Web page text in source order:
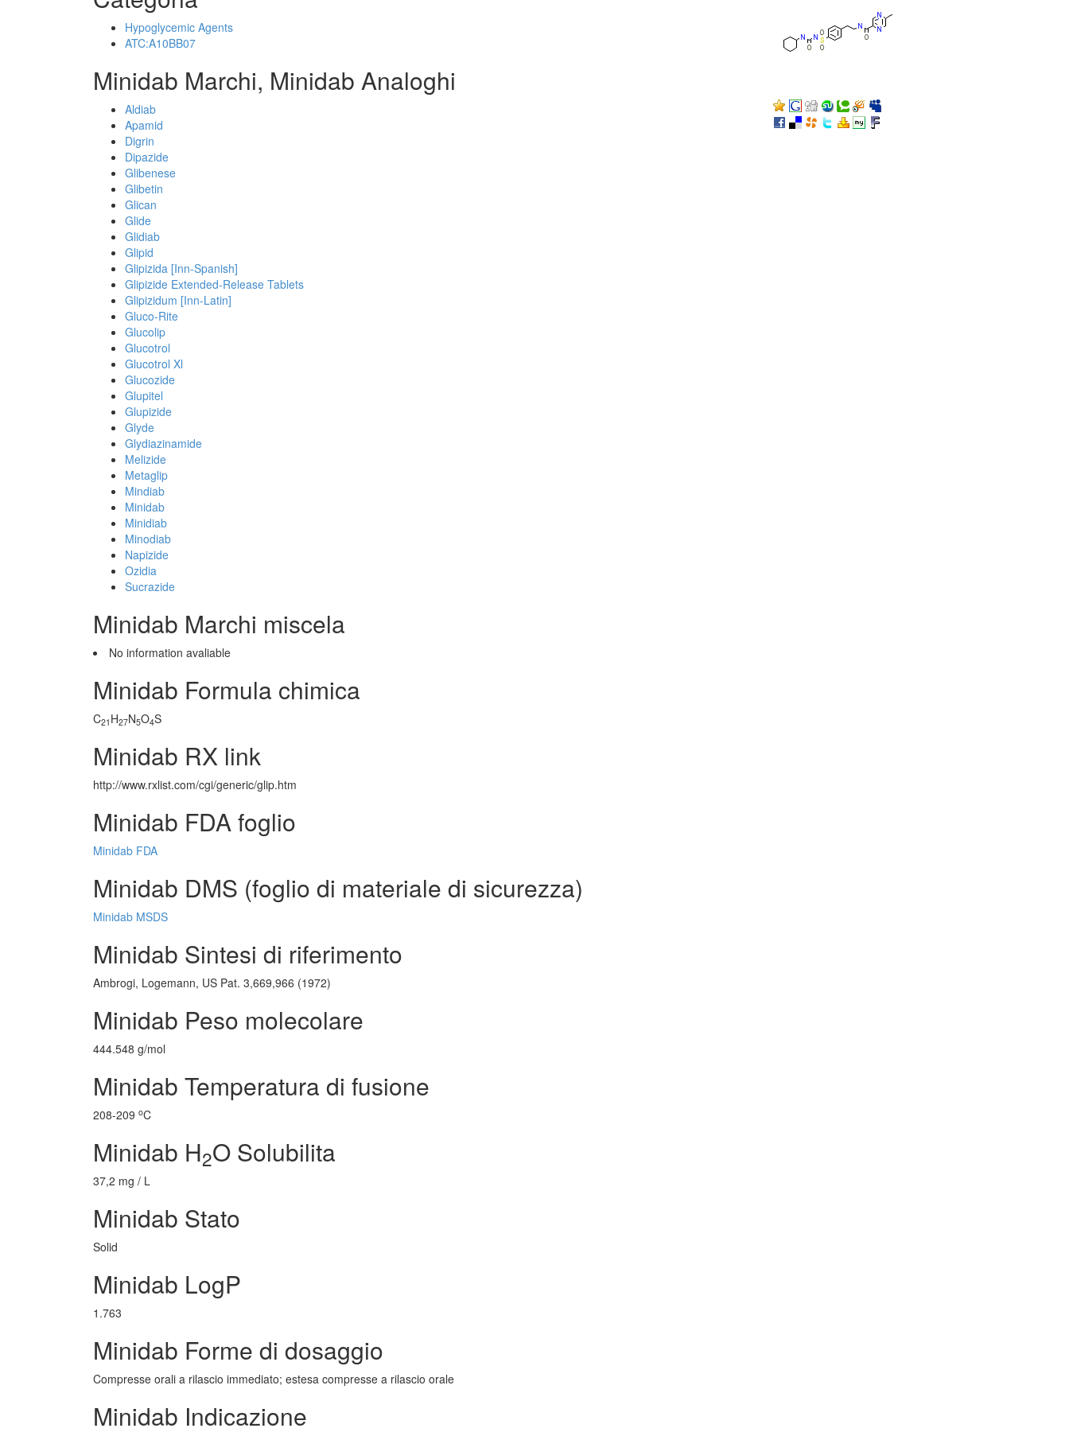
Hypoglycemic Agents
ATC:A10BB07
Minidab Marchi, Minidab Analoghi
Aldiab
Apamid
Digrin
Dipazide
Glibenese
Glibetin
Glican
Glide
Glidiab
Glipid
Glipizida [Inn-Spanish]
Glipizide Extended-Release Tablets
Glipizidum [Inn-Latin]
Gluco-Rite
Glucolip
Glucotrol
Glucotrol Xl
Glucozide
Glupitel
Glupizide
Glyde
Glydiazinamide
Melizide
Metaglip
Mindiab
Minidab
Minidiab
Minodiab
Napizide
Ozidia
Sucrazide
Minidab Marchi miscela
No information avaliable
Minidab Formula chimica
C21 H27N5O4S
Minidab RX link
http://www.rxlist.com/cgi/generic/glip.htm
Minidab FDA foglio
Minidab FDA
Minidab DMS (foglio di materiale di sicurezza)
Minidab MSDS
Minidab Sintesi di riferimento
Ambrogi, Logemann, US Pat. 3,669,966 (1972)
Minidab Peso molecolare
444.548 g/mol
Minidab Temperatura di fusione
208-209 oC
Minidab H2O Solubilita
37,2 mg / L
Minidab Stato
Solid
Minidab LogP
1.763
Minidab Forme di dosaggio
Compresse orali a rilascio immediato; estesa compresse a rilascio orale
Minidab Indicazione